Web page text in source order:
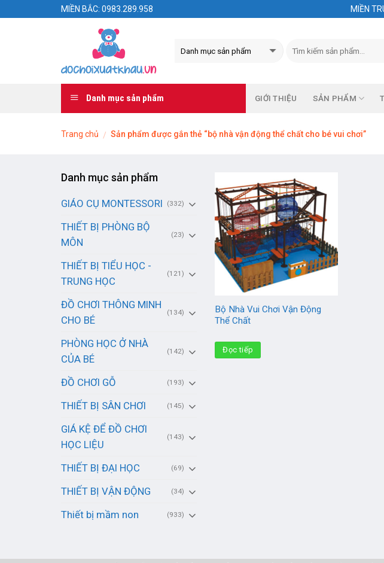
MIỀN BẮC: 0983.289.958 MIỀN
Danh mục sản phẩm GIỚI THIỆU SẢN PHẨM
Trang chủ / Sản phẩm được gắn thẻ “bộ nhà vận động thể chất cho bé vui chơi”
Danh mục sản phẩm
GIÁO CỤ MONTESSORI (332)
THIẾT BỊ PHÒNG BỘ
MÔN
(23)
THIẾT BỊ TIỂU HỌC -
TRUNG HỌC
(121)
ĐỒ CHƠI THÔNG MINH
CHO BÉ
(134)
PHÒNG HỌC Ở NHÀ
CỦA BÉ
(142)
ĐỒ CHƠI GỖ (193)
THIẾT BỊ SÂN CHƠI (145)
GIÁ KỆ ĐỂ ĐỒ CHƠI
HỌC LIỆU
(143)
THIẾT BỊ ĐẠI HỌC (69)
THIẾT BỊ VẬN ĐỘNG (34)
Thiết bị mầm non (933)
Bộ Nhà Vui Chơi Vận Động
Thể Chất
Đọc tiếp